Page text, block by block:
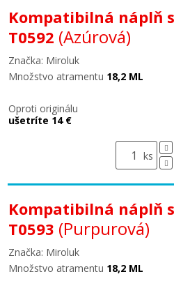
Kompatibilná náplň
T0592 (Azúrová)
Značka: Miroluk
Množstvo atramentu 18,2 ML
Oproti originálu
ušetríte 14 €
ks
Kompatibilná náplň
T0593 (Purpurová)
Značka: Miroluk
Množstvo atramentu 18,2 ML